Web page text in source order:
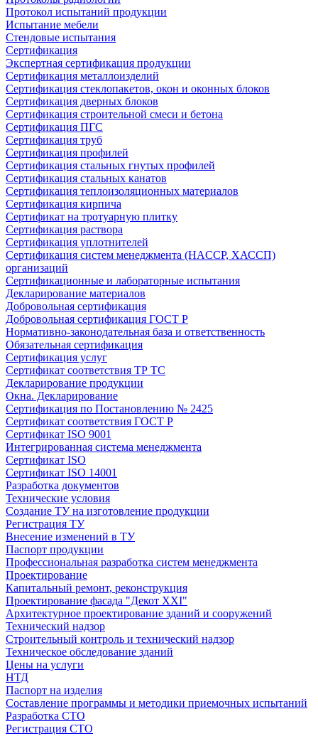
Протокол испытаний продукции
Испытание мебели
Стендовые испытания
Сертификация
Экспертная сертификация продукции
Сертификация металлоизделий
Сертификация стеклопакетов, окон и оконных блоков
Сертификация дверных блоков
Сертификация строительной смеси и бетона
Сертификация ПГС
Сертификация труб
Сертификация профилей
Сертификация стальных гнутых профилей
Сертификация стальных канатов
Сертификация теплоизоляционных материалов
Сертификация кирпича
Сертификат на тротуарную плитку
Сертификация раствора
Сертификация уплотнителей
Сертификация систем менеджмента (HACCP, ХАССП)
организаций
Сертификационные и лабораторные испытания
Декларирование материалов
Добровольная сертификация
Добровольная сертификация ГОСТ Р
Нормативно-законодательная база и ответственность
Обязательная сертификация
Сертификация услуг
Сертификат соответствия ТР ТС
Декларирование продукции
Окна. Декларирование
Сертификация по Постановлению № 2425
Сертификат соответствия ГОСТ Р
Сертификат ISO 9001
Интегрированная система менеджмента
Сертификат ISO
Сертификат ISO 14001
Разработка документов
Технические условия
Создание ТУ на изготовление продукции
Регистрация ТУ
Внесение изменений в ТУ
Паспорт продукции
Профессиональная разработка систем менеджмента
Проектирование
Капитальный ремонт, реконструкция
Проектирование фасада "Декот XXI"
Архитектурное проектирование зданий и сооружений
Технический надзор
Строительный контроль и технический надзор
Техническое обследование зданий
Цены на услуги
НТД
Паспорт на изделия
Составление программы и методики приемочных испытаний
Разработка СТО
Регистрация СТО